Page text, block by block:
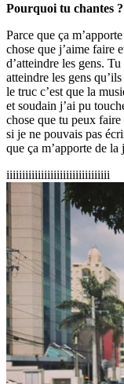
Pourquoi tu chantes ?
Parce que ça
chose que j’aime faire
d’atteindre les gens.
atteindre les gens
le truc c’est que la
et soudain j’ai pu
chose que tu peux
si je ne pouvais pas
que ça m’apporte de la
iiiiiiiiiiiiiiiiiiiiiiiiiiiiiiiii